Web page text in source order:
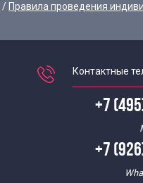
Правила проведения
Контактные
+7
+7